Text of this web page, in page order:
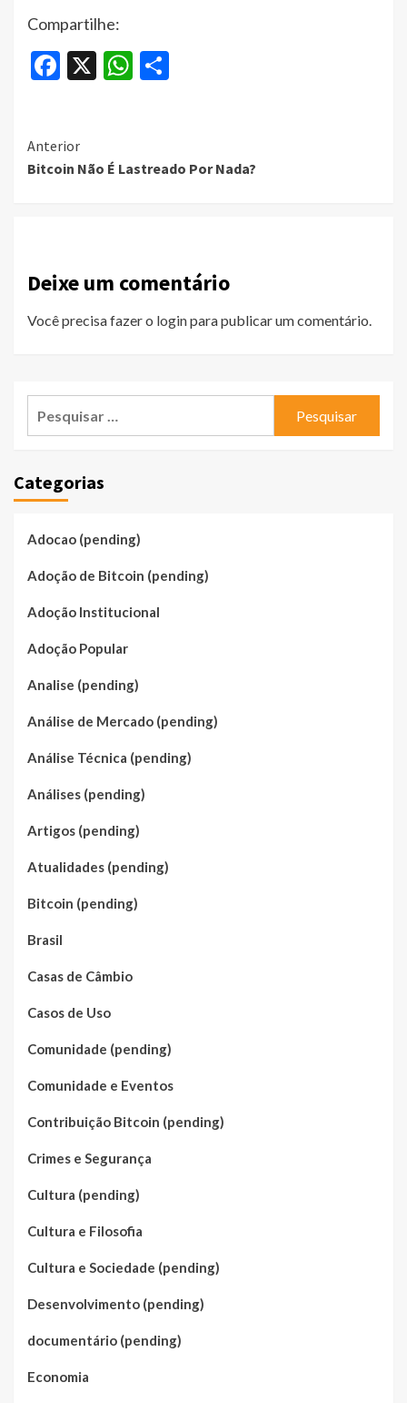
Compartilhe:
Facebook
X WhatsApp
Continue
Reading
Anterior
Bitcoin Não É Lastreado Por Nada?
Deixe um comentário
Você precisa fazer o loginpara publicar um comentário.
Categorias
Adocao (pending)
Adoção de Bitcoin (pending)
Adoção Institucional
Adoção Popular
Analise (pending)
Análise de Mercado (pending)
Análise Técnica (pending)
Análises (pending)
Artigos (pending)
Atualidades (pending)
Bitcoin (pending)
Brasil
Casas de Câmbio
Casos de Uso
Comunidade (pending)
Comunidade e Eventos
Contribuição Bitcoin (pending)
Crimes e Segurança
Cultura (pending)
Cultura e Filosofia
Cultura e Sociedade (pending)
Desenvolvimento (pending)
documentário (pending)
Economia